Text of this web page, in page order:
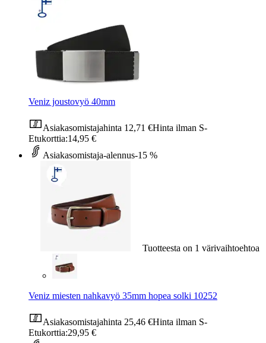
Veniz joustovyö 40mm
Asiakasomistajahinta 12,71 €Hinta ilman S-
Etukorttia:14,95 €
Asiakasomistaja-alennus-15 %
Tuotteesta on 1 värivaihtoehtoa
Veniz miesten nahkavyö 35mm hopea solki 10252
Asiakasomistajahinta 25,46 €Hinta ilman S-
Etukorttia:29,95 €